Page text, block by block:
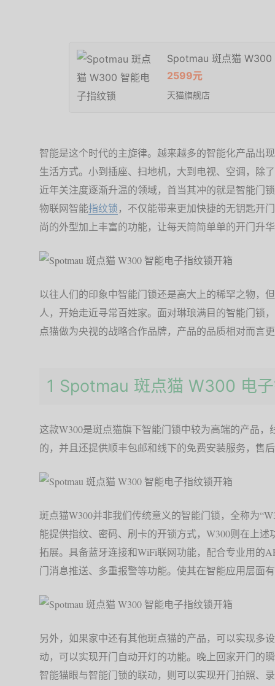
Spotmau 斑点猫 W300
2599元
天猫旗舰店
智能是这个时代的主旋律。越来越多的智能化产品出
生活方式。小到插座、扫地机，大到电视、空调，除
近年关注度逐渐升温的领域，首当其冲的就是智能门
物联网智能指纹锁，不仅能带来更加快捷的无钥匙开
尚的外型加上丰富的功能，让每天简简单单的开门升
以往人们的印象中智能门锁还是高大上的稀罕之物，
人，开始走近寻常百姓家。面对琳琅满目的智能门锁
点猫做为央视的战略合作品牌，产品的品质相对而言
1 Spotmau 斑点猫 W300 电
这款W300是斑点猫旗下智能门锁中较为高端的产品
的，并且还提供顺丰包邮和线下的免费安装服务，售
斑点猫W300并非我们传统意义的智能门锁，全称为
能提供指纹、密码、刷卡的开锁方式，W300则在上
拓展。具备蓝牙连接和WiFi联网功能，配合专业用的
门消息推送、多重报警等功能。使其在智能应用层面
另外，如果家中还有其他斑点猫的产品，可以实现多
动，可以实现开门自动开灯的功能。晚上回家开门的
智能猫眼与智能门锁的联动，则可以实现开门拍照、